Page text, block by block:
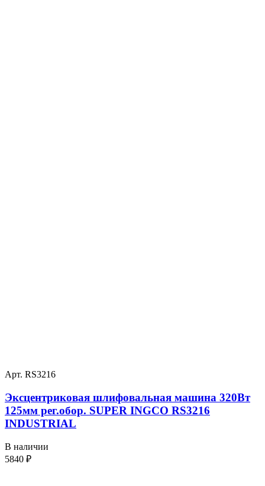
Арт. RS3216
Эксцентриковая шлифовальная машина 320Вт
125мм рег.обор. SUPER INGCO RS3216
INDUSTRIAL
В наличии
5840 ₽